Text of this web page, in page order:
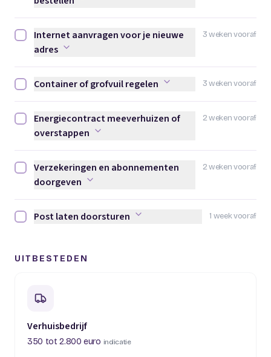
3 weken vooraf
Internet aanvragen voor je nieuwe adres afvinken
Internet aanvragen voor je nieuwe
adres
3 weken vooraf
Container of grofvuil regelen afvinken
Container of grofvuil regelen
2 weken vooraf
Energiecontract meeverhuizen of overstappen afvinken
Energiecontract meeverhuizen of
overstappen
2 weken vooraf
Verzekeringen en abonnementen doorgeven afvinken
Verzekeringen en abonnementen
doorgeven
1 week vooraf
Post laten doorsturen afvinken
Post laten doorsturen
UITBESTEDEN
Verhuisbedrijf
350 tot 2.800 euro indicatie